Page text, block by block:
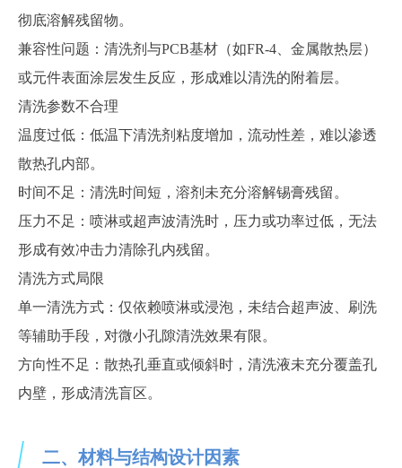
彻底溶解残留物。
兼容性问题：清洗剂与PCB基材（如FR-4、金属散热层）
或元件表面涂层发生反应，形成难以清洗的附着层。
清洗参数不合理
温度过低：低温下清洗剂粘度增加，流动性差，难以渗透
散热孔内部。
时间不足：清洗时间短，溶剂未充分溶解锡膏残留。
压力不足：喷淋或超声波清洗时，压力或功率过低，无法
形成有效冲击力清除孔内残留。
清洗方式局限
单一清洗方式：仅依赖喷淋或浸泡，未结合超声波、刷洗
等辅助手段，对微小孔隙清洗效果有限。
方向性不足：散热孔垂直或倾斜时，清洗液未充分覆盖孔
内壁，形成清洗盲区。
二、材料与结构设计因素